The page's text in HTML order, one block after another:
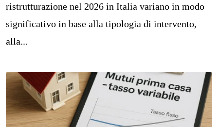
ristrutturazione nel 2026 in Italia variano in modo
significativo in base alla tipologia di intervento,
alla...